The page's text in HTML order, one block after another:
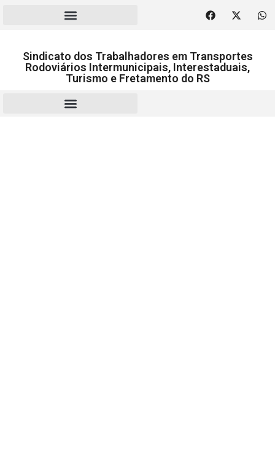
Sindicato dos Trabalhadores em Transportes
Rodoviários Intermunicipais, Interestaduais,
Turismo e Fretamento do RS